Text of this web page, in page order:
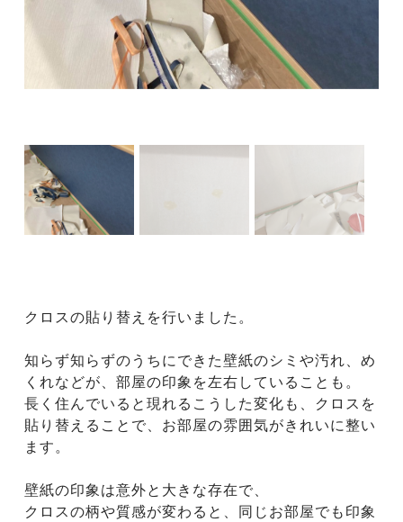
クロスの貼り替えを行いました。
知らず知らずのうちにできた壁紙のシミや汚れ、め
くれなどが、部屋の印象を左右していることも。
長く住んでいると現れるこうした変化も、クロスを
貼り替えることで、お部屋の雰囲気がきれいに整い
ます。
壁紙の印象は意外と大きな存在で、
クロスの柄や質感が変わると、同じお部屋でも印象